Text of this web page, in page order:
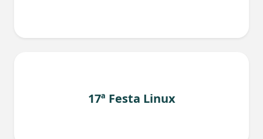
17ª Festa Linux